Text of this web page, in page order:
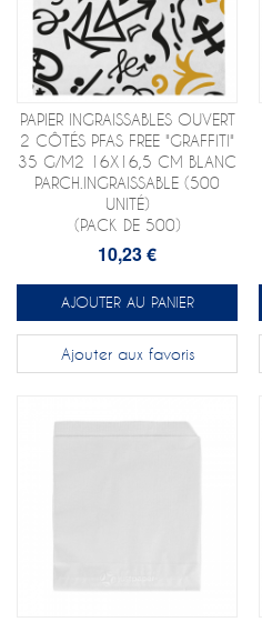
PAPIER INGRAISSABLES OUVERT
2 CÔTÉS PFAS FREE "GRAFFITI"
35 G/M2 16X16,5 CM BLANC
PARCH.INGRAISSABLE (500
UNITÉ)
(PACK DE 500)
10,23 €
AJOUTER AU PANIER
Ajouter aux favoris